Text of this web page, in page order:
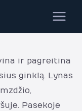
MAIN
ir pagreitina
ginklą. Lynas
Pasekoje